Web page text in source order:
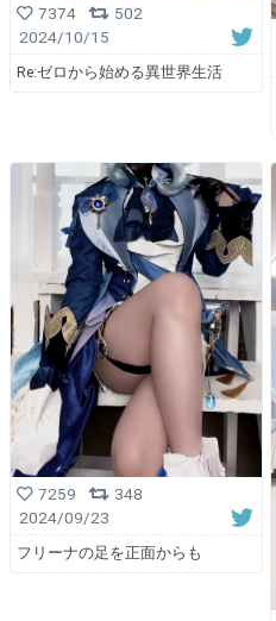
7374
502
2024/10/15
Re:ゼロから始める異世界生活
7259
348
2024/09/23
フリーナの足を正面からも